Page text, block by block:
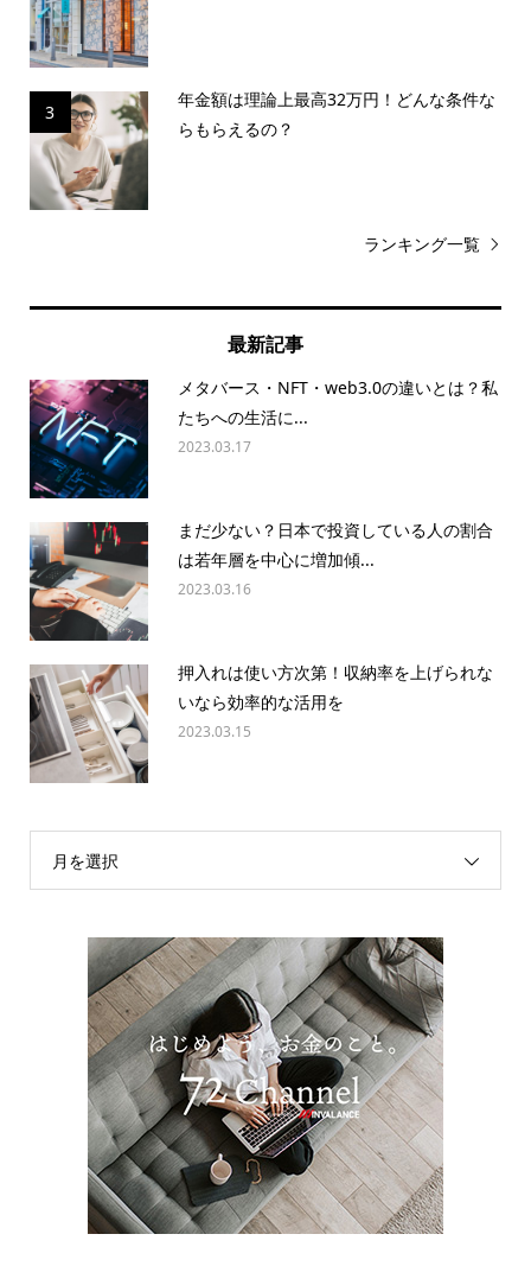
3
年金額は理論上最高32万円！どんな条件な
らもらえるの？
ランキング一覧
最新記事
メタバース・NFT・web3.0の違いとは？私
たちへの生活に...
2023.03.17
まだ少ない？日本で投資している人の割合
は若年層を中心に増加傾...
2023.03.16
押入れは使い方次第！収納率を上げられな
いなら効率的な活用を
2023.03.15
月を選択